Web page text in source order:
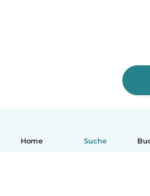
Home Suche